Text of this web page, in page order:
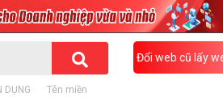
DỤNG Tên miền
Đổi web cũ lấy